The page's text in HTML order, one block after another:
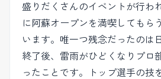
盛りだくさんのイベントが行わ
に阿蘇オープンを満喫してもら
います。唯一つ残念だったのは
終了後、雷雨がひどくなりプロ
ったことです。トップ選手の技